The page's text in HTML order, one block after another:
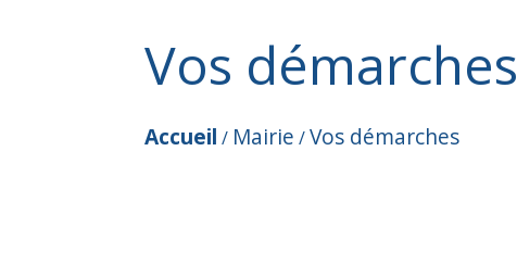
Vos démarches
Accueil / Mairie /Vos démarches